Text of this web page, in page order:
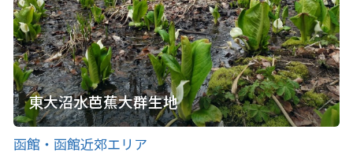
東大沼水芭蕉大群生地
函館・函館近郊エリア